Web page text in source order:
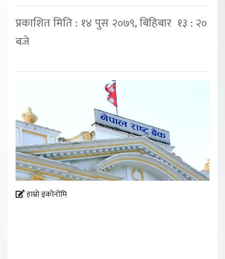
प्रकाशित मिति : १४ पुस २०७९, बिहिबार १३ : २०
बजे
हाम्रो इकोनोमि